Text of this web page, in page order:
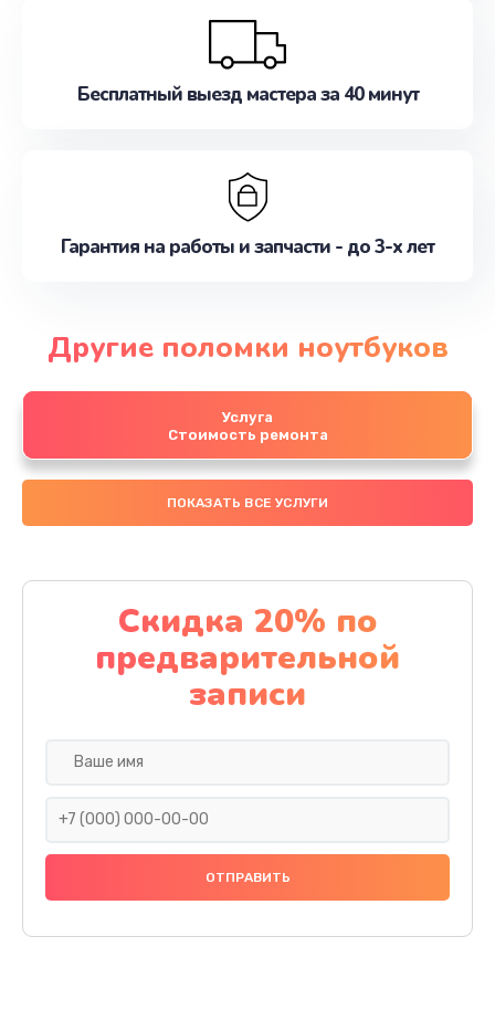
Бесплатный выезд мастера за 40 минут
Гарантия на работы и запчасти - до 3-х лет
Другие поломки ноутбуков
Услуга
Стоимость ремонта
ПОКАЗАТЬ ВСЕ УСЛУГИ
Скидка 20% по
предварительной
записи